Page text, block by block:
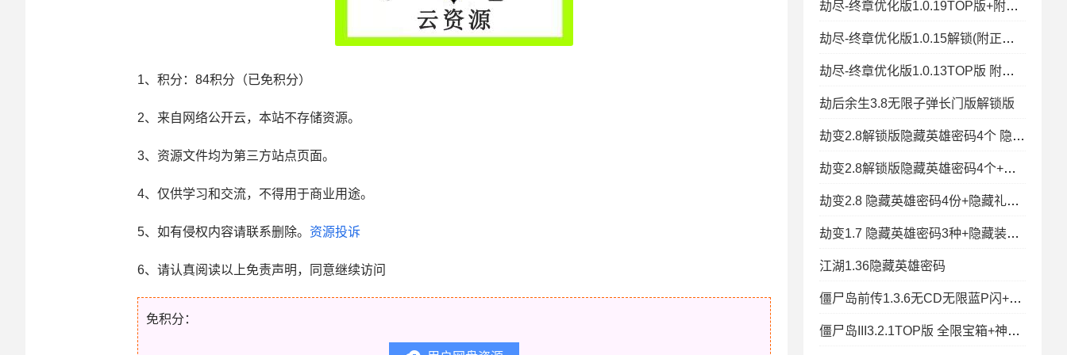
1、积分： 84积分（已免积分）
2、来自网络公开云，本站不存储资源。
3、资源文件均为第三方站点页面。
4、仅供学习和交流，不得用于商业用途。
5、如有侵权内容请联系删除。 资源投诉
6、请认真阅读以上免责声明，同意继续访问
免积分：
劫尽-终章优化版1.0.19TOP版+附正版密码+支持礼包+冰封王冠+秒速复活+
劫尽-终章优化版1.0.15解锁(附正版密码) 特改礼包+自定义停怪CD
劫尽-终章优化版1.0.13TOP版 附正版密码+支持礼包+冰封王冠+秒速复活+
劫后余生3.8无限子弹长门版解锁版
劫变2.8解锁版隐藏英雄密码4个 隐藏礼包密码6个
劫变2.8解锁版隐藏英雄密码4个+隐藏礼包密码6个
劫变2.8 隐藏英雄密码4份+隐藏礼包5份
劫变1.7 隐藏英雄密码3种+隐藏装备密码1种+新手入门攻略+解锁版
江湖1.36隐藏英雄密码
僵尸岛前传1.3.6无CD无限蓝P闪+平台等级
僵尸岛III3.2.1TOP版 全限宝箱+神器礼包+地图等级99+